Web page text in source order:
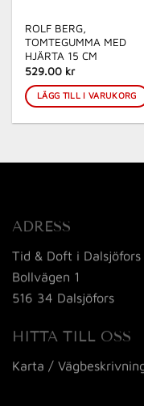
ROLF BERG,
TOMTEGUMMA MED
HJÄRTA 15 CM
529.00 kr
LÄGG TILL I VARUKORG
ADRESS
Tid & Doft i Dalsjöfors
Bollvägen 1
516 34 Dalsjöfors
HITTA TILL OSS
Karta /